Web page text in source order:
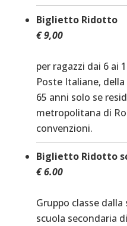
Biglietto Ridotto
€ 9,00
per ragazzi dai 6 ai
Poste Italiane,
65 anni solo se
metropolitana di
convenzioni.
Biglietto Ridotto
€ 6.00
Gruppo classe
scuola secondaria